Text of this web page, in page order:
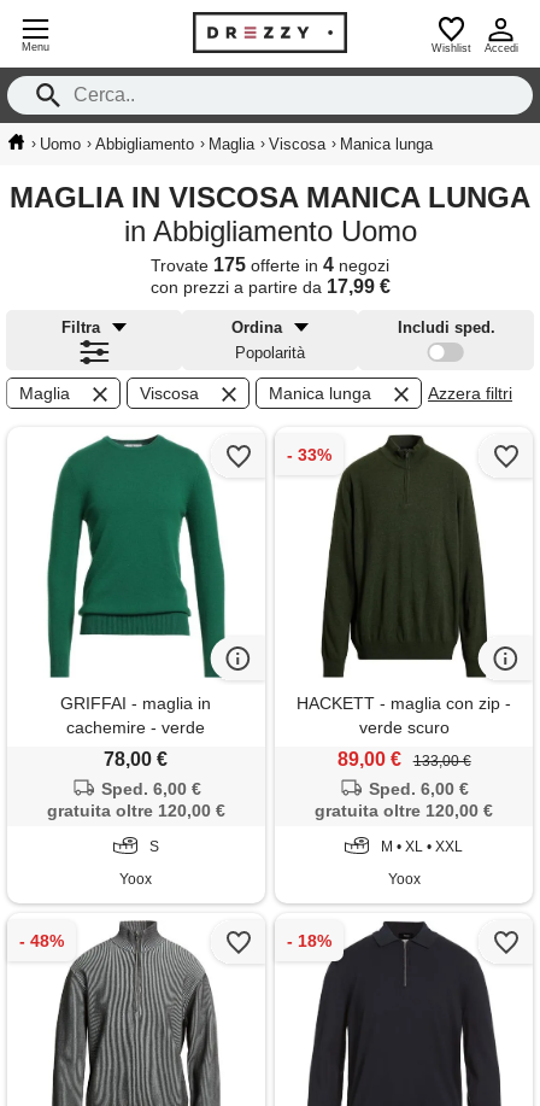
Menu Wishlist Accedi
› Uomo › Abbigliamento › Maglia › Viscosa › Manica lunga
MAGLIA IN VISCOSA MANICA LUNGA
in Abbigliamento Uomo
Trovate 175 offerte in 4 negozi
con prezzi a partire da 17,99 €
Filtra
Ordina
Popolarità
Includi sped.
Maglia Viscosa Manica lunga Azzera filtri
GRIFFAI - maglia in
cachemire - verde
78,00 €
Sped. 6,00 €
gratuita oltre 120,00 €
S
Yoox
HACKETT - maglia con zip -
verde scuro
89,00 € 133,00 €
Sped. 6,00 €
gratuita oltre 120,00 €
M • XL • XXL
Yoox